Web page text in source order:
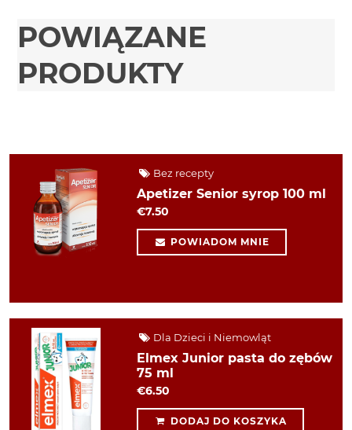
POWIĄZANE
PRODUKTY
Bez recepty
Apetizer Senior syrop 100 ml
€7.50
POWIADOM MNIE
Dla Dzieci i Niemowląt
Elmex Junior pasta do zębów
75 ml
€6.50
DODAJ DO KOSZYKA